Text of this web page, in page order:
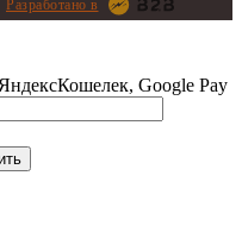
Разработано в
Google Pay